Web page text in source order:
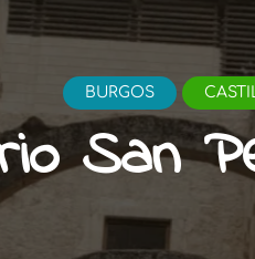
BURGOS
San